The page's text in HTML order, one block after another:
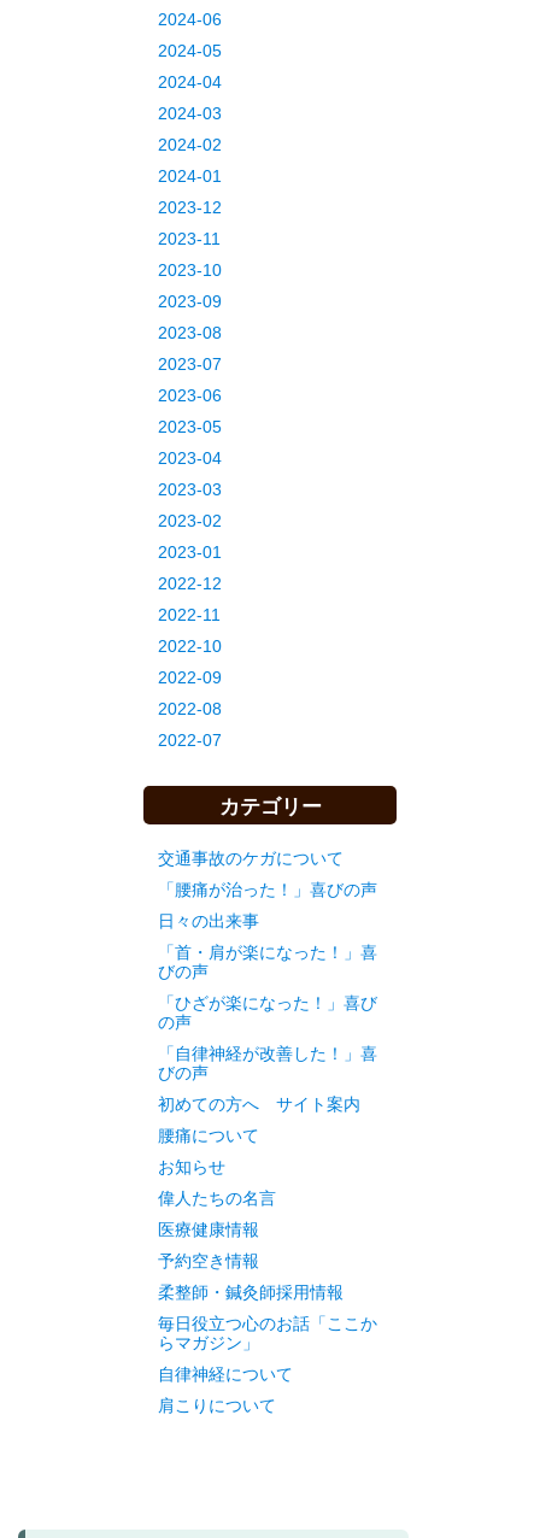
2024-06
2024-05
2024-04
2024-03
2024-02
2024-01
2023-12
2023-11
2023-10
2023-09
2023-08
2023-07
2023-06
2023-05
2023-04
2023-03
2023-02
2023-01
2022-12
2022-11
2022-10
2022-09
2022-08
2022-07
カテゴリー
交通事故のケガについて
「腰痛が治った！」喜びの声
日々の出来事
「首・肩が楽になった！」喜
びの声
「ひざが楽になった！」喜び
の声
「自律神経が改善した！」喜
びの声
初めての方へ サイト案内
腰痛について
お知らせ
偉人たちの名言
医療健康情報
予約空き情報
柔整師・鍼灸師採用情報
毎日役立つ心のお話「ここか
らマガジン」
自律神経について
肩こりについて